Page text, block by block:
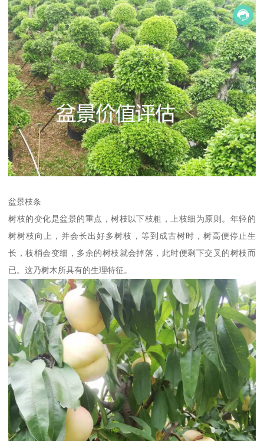
盆景枝条
树枝的变化是盆景的重点，树枝以下枝粗，上枝细为原则。年轻的
树树枝向上，并会长出好多树枝，等到成古树时，树高便停止生
长，枝梢会变细，多余的树枝就会掉落，此时便剩下交叉的树枝而
已。这乃树木所具有的生理特征。